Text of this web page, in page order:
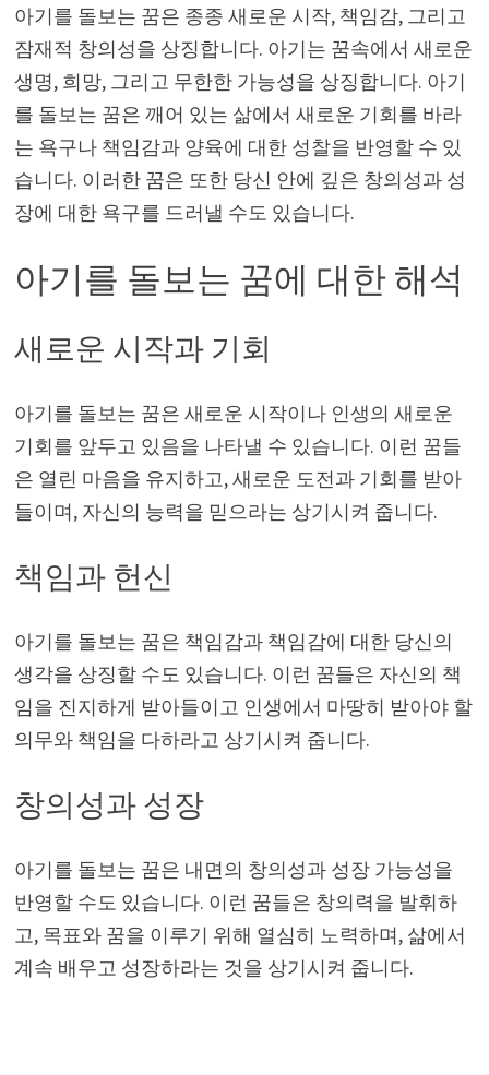
아기를 돌보는 꿈은 종종 새로운 시작, 책임감, 그리고
잠재적 창의성을 상징합니다. 아기는 꿈속에서 새로운
생명, 희망, 그리고 무한한 가능성을 상징합니다. 아기
를 돌보는 꿈은 깨어 있는 삶에서 새로운 기회를 바라
는 욕구나 책임감과 양육에 대한 성찰을 반영할 수 있
습니다. 이러한 꿈은 또한 당신 안에 깊은 창의성과 성
장에 대한 욕구를 드러낼 수도 있습니다.
아기를 돌보는 꿈에 대한 해석
새로운 시작과 기회
아기를 돌보는 꿈은 새로운 시작이나 인생의 새로운
기회를 앞두고 있음을 나타낼 수 있습니다. 이런 꿈들
은 열린 마음을 유지하고, 새로운 도전과 기회를 받아
들이며, 자신의 능력을 믿으라는 상기시켜 줍니다.
책임과 헌신
아기를 돌보는 꿈은 책임감과 책임감에 대한 당신의
생각을 상징할 수도 있습니다. 이런 꿈들은 자신의 책
임을 진지하게 받아들이고 인생에서 마땅히 받아야 할
의무와 책임을 다하라고 상기시켜 줍니다.
창의성과 성장
아기를 돌보는 꿈은 내면의 창의성과 성장 가능성을
반영할 수도 있습니다. 이런 꿈들은 창의력을 발휘하
고, 목표와 꿈을 이루기 위해 열심히 노력하며, 삶에서
계속 배우고 성장하라는 것을 상기시켜 줍니다.